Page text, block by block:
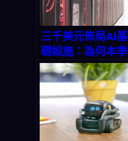
三千美元佈局AI基
礎設施：為何本季
財報是2026年最
關鍵的入場時機？